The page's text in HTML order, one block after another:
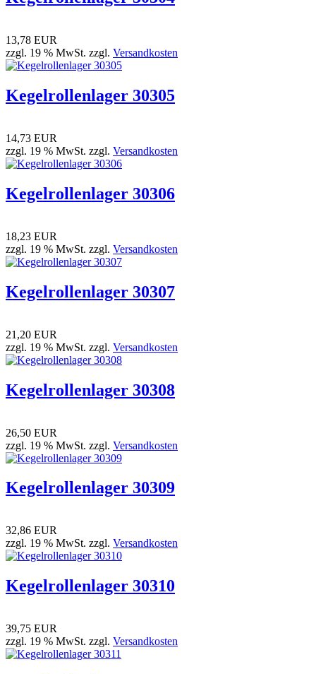
13,78 EUR
zzgl. 19 % MwSt. zzgl. Versandkosten
Kegelrollenlager 30305
14,73 EUR
zzgl. 19 % MwSt. zzgl. Versandkosten
Kegelrollenlager 30306
18,23 EUR
zzgl. 19 % MwSt. zzgl. Versandkosten
Kegelrollenlager 30307
21,20 EUR
zzgl. 19 % MwSt. zzgl. Versandkosten
Kegelrollenlager 30308
26,50 EUR
zzgl. 19 % MwSt. zzgl. Versandkosten
Kegelrollenlager 30309
32,86 EUR
zzgl. 19 % MwSt. zzgl. Versandkosten
Kegelrollenlager 30310
39,75 EUR
zzgl. 19 % MwSt. zzgl. Versandkosten